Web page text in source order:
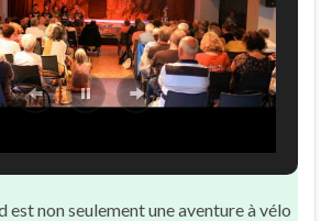
est non seulement une aventure à vélo